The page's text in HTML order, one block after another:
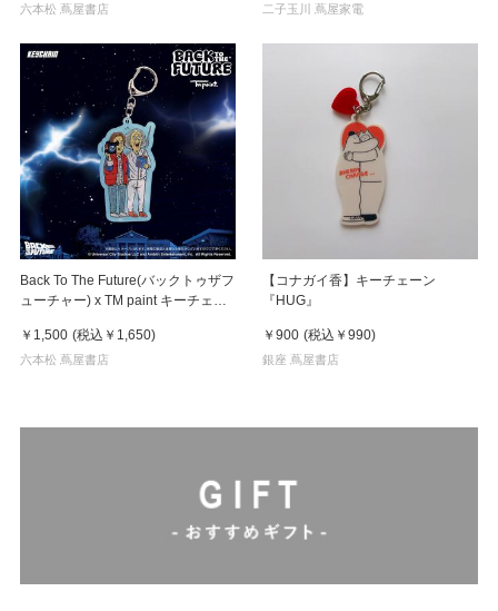
六本松 蔦屋書店 二子玉川 蔦屋家電
Back To The Future(バックトゥザフ
ューチャー) x TM paint キーチェー
￥1,500 (税込 ￥1,650)
六本松 蔦屋書店
【コナガイ香】キーチェーン
『HUG』
￥900 (税込 ￥990)
銀座 蔦屋書店